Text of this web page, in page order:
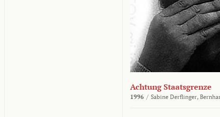
Achtung Staatsgrenze
1996 / Sabine Derflinger,